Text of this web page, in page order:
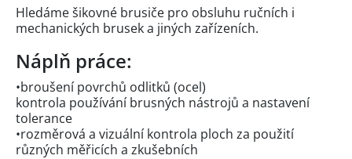
Hledáme šikovné brusiče pro obsluhu ručních i
mechanických brusek a jiných zařízeních.
Náplň práce:
•broušení povrchů odlitků (ocel)
kontrola používání brusných nástrojů a nastavení
tolerance
•rozměrová a vizuální kontrola ploch za použití
různých měřicích a zkušebních